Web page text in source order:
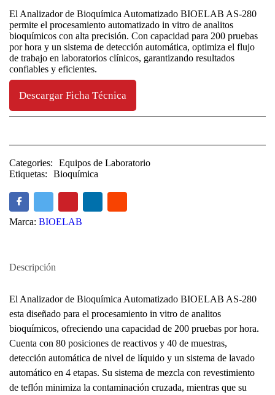
El Analizador de Bioquímica Automatizado BIOELAB AS-280
permite el procesamiento automatizado in vitro de analitos
bioquímicos con alta precisión. Con capacidad para 200 pruebas
por hora y un sistema de detección automática, optimiza el flujo
de trabajo en laboratorios clínicos, garantizando resultados
confiables y eficientes.
Descargar Ficha Técnica
Categories:
Equipos de Laboratorio
Etiquetas:
Bioquímica
Marca: BIOELAB
Descripción
El Analizador de Bioquímica Automatizado BIOELAB AS-280
esta diseñado para el procesamiento in vitro de analitos
bioquímicos, ofreciendo una capacidad de 200 pruebas por hora.
Cuenta con 80 posiciones de reactivos y 40 de muestras,
detección automática de nivel de líquido y un sistema de lavado
automático en 4 etapas. Su sistema de mezcla con revestimiento
de teflón minimiza la contaminación cruzada, mientras que su